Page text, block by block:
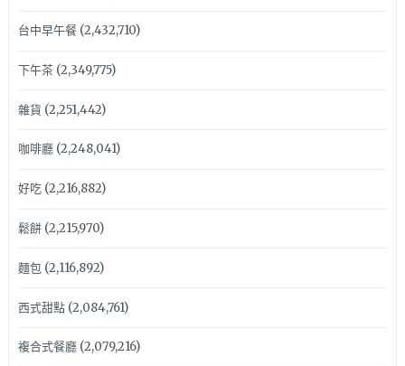
台中早午餐(2,432,710)
下午茶(2,349,775)
雜貨 (2,251,442)
咖啡廳(2,248,041)
好吃(2,216,882)
鬆餅(2,215,970)
麵包(2,116,892)
西式甜點(2,084,761)
複合式餐廳(2,079,216)